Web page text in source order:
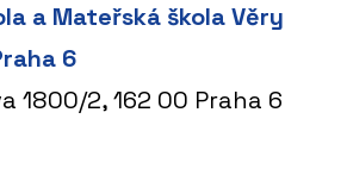
a Mateřská škola Věry
6
1800/2, 162 00 Praha 6